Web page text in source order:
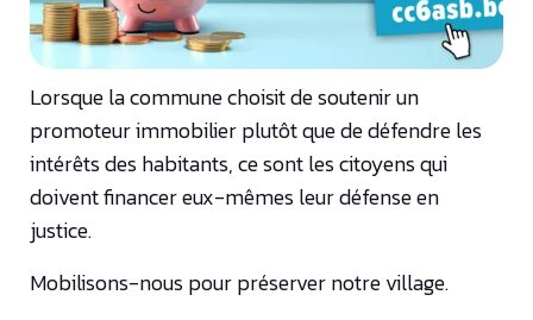
Lorsque la commune choisit de soutenir un
promoteur immobilier plutôt que de défendre les
intérêts des habitants, ce sont les citoyens qui
doivent financer eux-mêmes leur défense en
justice.
Mobilisons-nous pour préserver notre village.